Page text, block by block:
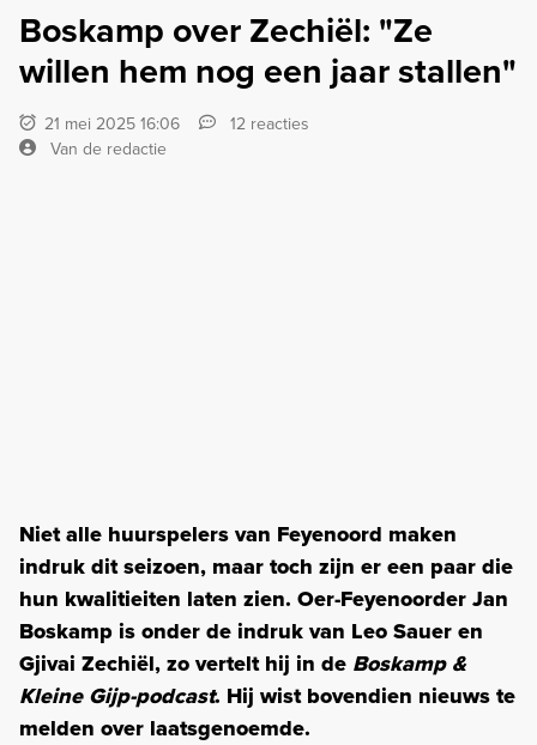
Boskamp over Zechiël: "Ze
willen hem nog een jaar stallen"
21 mei 2025 16:06
12 reacties
Van de redactie
Niet alle huurspelers van Feyenoord maken
indruk dit seizoen, maar toch zijn er een paar die
hun kwalitieiten laten zien. Oer-Feyenoorder Jan
Boskamp is onder de indruk van Leo Sauer en
Gjivai Zechiël, zo vertelt hij in de Boskamp &
Kleine Gijp-podcast. Hij wist bovendien nieuws te
melden over laatsgenoemde.